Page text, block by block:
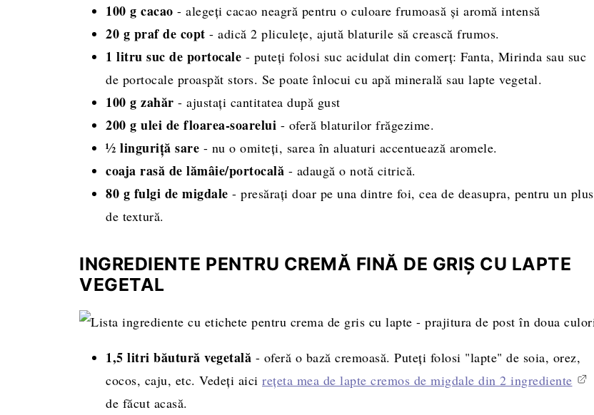
100 g cacao - alegeți cacao neagră pentru o culoare frumoasă și aromă intensă
20 g praf de copt - adică 2 pliculețe, ajută blaturile să crească frumos.
1 litru suc de portocale - puteți folosi suc acidulat din comerț: Fanta, Mirinda sau suc
de portocale proaspăt stors. Se poate înlocui cu apă minerală sau lapte vegetal.
100 g zahăr - ajustați cantitatea după gust
200 g ulei de floarea-soarelui - oferă blaturilor frăgezime.
½ linguriță sare - nu o omiteți, sarea în aluaturi accentuează aromele.
coaja rasă de lămâie/portocală - adaugă o notă citrică.
80 g fulgi de migdale - presărați doar pe una dintre foi, cea de deasupra, pentru un plus
de textură.
INGREDIENTE PENTRU CREMĂ FINĂ DE GRIȘ CU LAPTE
VEGETAL
1,5 litri băutură vegetală - oferă o bază cremoasă. Puteți folosi "lapte" de soia, orez,
cocos, caju, etc. Vedeți aici rețeta mea de lapte cremos de migdale din 2 ingrediente
de făcut acasă.